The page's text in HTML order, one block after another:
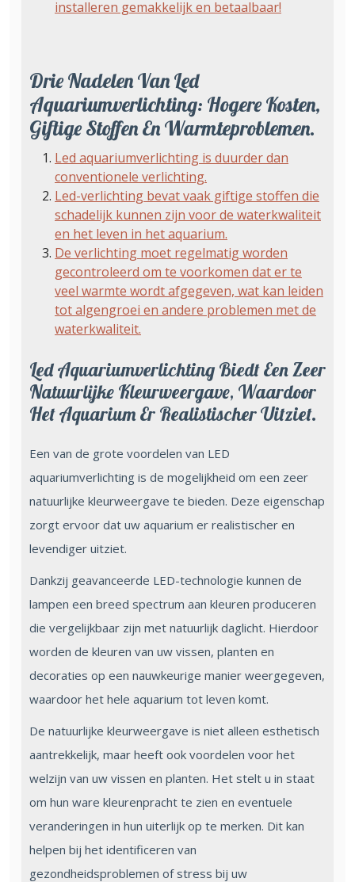
installeren gemakkelijk en betaalbaar!
Drie Nadelen Van Led
Aquariumverlichting: Hogere Kosten,
Giftige Stoffen En Warmteproblemen.
Led aquariumverlichting is duurder dan
conventionele verlichting.
Led-verlichting bevat vaak giftige stoffen die
schadelijk kunnen zijn voor de waterkwaliteit
en het leven in het aquarium.
De verlichting moet regelmatig worden
gecontroleerd om te voorkomen dat er te
veel warmte wordt afgegeven, wat kan leiden
tot algengroei en andere problemen met de
waterkwaliteit.
Led Aquariumverlichting Biedt Een Zeer
Natuurlijke Kleurweergave, Waardoor
Het Aquarium Er Realistischer Uitziet.
Een van de grote voordelen van LED
aquariumverlichting is de mogelijkheid om een zeer
natuurlijke kleurweergave te bieden. Deze eigenschap
zorgt ervoor dat uw aquarium er realistischer en
levendiger uitziet.
Dankzij geavanceerde LED-technologie kunnen de
lampen een breed spectrum aan kleuren produceren
die vergelijkbaar zijn met natuurlijk daglicht. Hierdoor
worden de kleuren van uw vissen, planten en
decoraties op een nauwkeurige manier weergegeven,
waardoor het hele aquarium tot leven komt.
De natuurlijke kleurweergave is niet alleen esthetisch
aantrekkelijk, maar heeft ook voordelen voor het
welzijn van uw vissen en planten. Het stelt u in staat
om hun ware kleurenpracht te zien en eventuele
veranderingen in hun uiterlijk op te merken. Dit kan
helpen bij het identificeren van
gezondheidsproblemen of stress bij uw